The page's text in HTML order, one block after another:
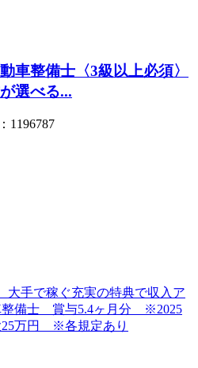
車整備士〈3級以上必須〉
選べる...
1196787